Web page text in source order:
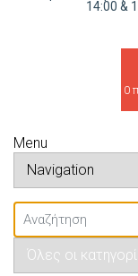
14:00 &
0
Menu